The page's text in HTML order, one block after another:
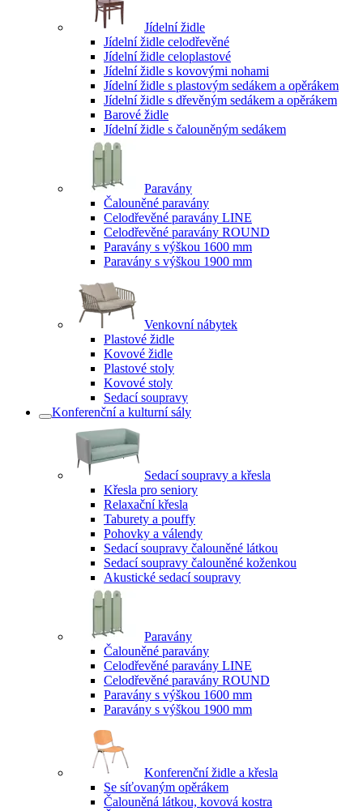
Jídelní židle
Jídelní židle celodřevěné
Jídelní židle celoplastové
Jídelní židle s kovovými nohami
Jídelní židle s plastovým sedákem a opěrákem
Jídelní židle s dřevěným sedákem a opěrákem
Barové židle
Jídelní židle s čalouněným sedákem
Paravány
Čalouněné paravány
Celodřevěné paravány LINE
Celodřevěné paravány ROUND
Paravány s výškou 1600 mm
Paravány s výškou 1900 mm
Venkovní nábytek
Plastové židle
Kovové židle
Plastové stoly
Kovové stoly
Sedací soupravy
Konferenční a kulturní sály
Sedací soupravy a křesla
Křesla pro seniory
Relaxační křesla
Taburety a pouffy
Pohovky a válendy
Sedací soupravy čalouněné látkou
Sedací soupravy čalouněné koženkou
Akustické sedací soupravy
Paravány
Čalouněné paravány
Celodřevěné paravány LINE
Celodřevěné paravány ROUND
Paravány s výškou 1600 mm
Paravány s výškou 1900 mm
Konferenční židle a křesla
Se síťovaným opěrákem
Čalouněná látkou, kovová kostra